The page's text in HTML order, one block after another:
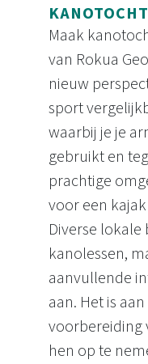
Maak
van Rokua
nieuw
sport
waarbij je je
gebruikt en
prachtige
voor een
Diverse
kanolessen,
aanvullende
aan. Het is
voorbereiding
hen op te